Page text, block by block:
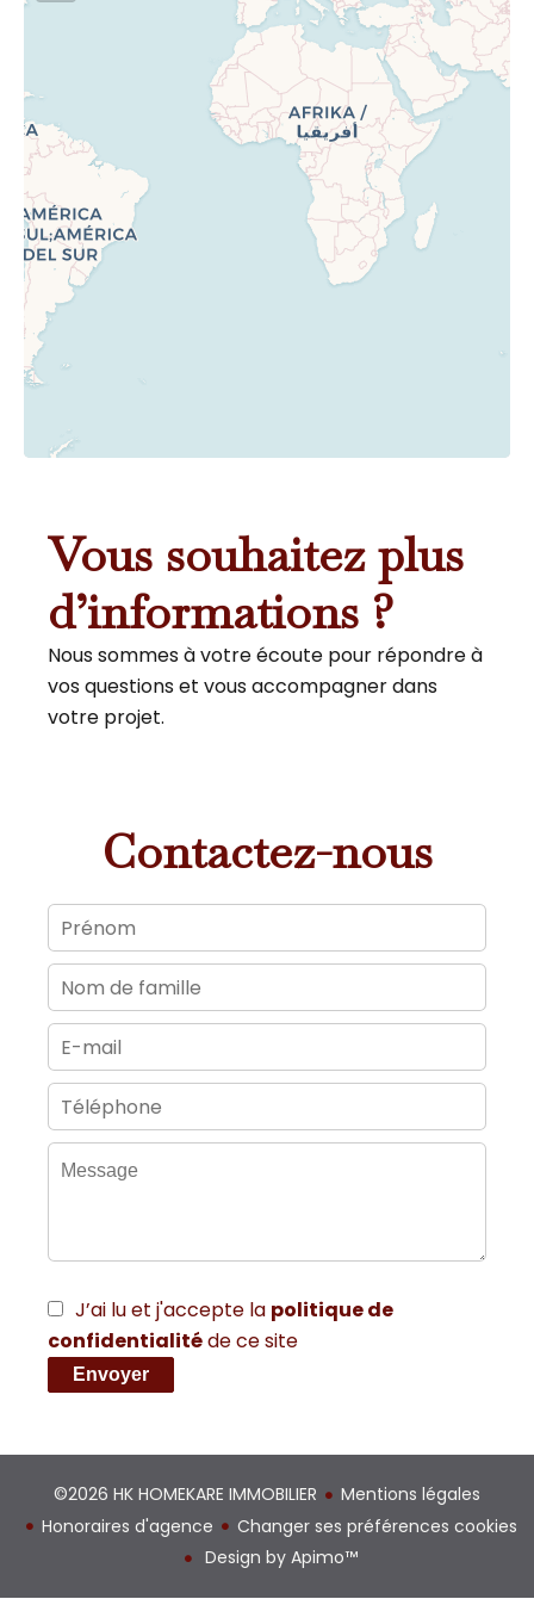
Vous souhaitez plus
d’informations ?
Nous sommes à votre écoute pour répondre à
vos questions et vous accompagner dans
votre projet.
Contactez-nous
J’ai lu et j'accepte la politique de
confidentialitéde ce site
Envoyer
©2026 HK HOMEKARE IMMOBILIER
Mentions légales
Honoraires d'agence
Changer ses préférences cookies
Design by Apimo™